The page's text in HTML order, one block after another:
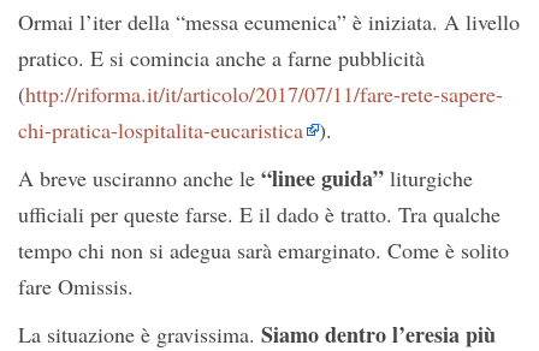
Ormai l’iter della “messa ecumenica” è iniziata. A livello
pratico. E si comincia anche a farne pubblicità
(http://riforma.it/it/articolo/2017/07/11/fare-rete-sapere-
chi-pratica-lospitalita-eucaristica ).
A breve usciranno anche le “linee guida” liturgiche
ufficiali per queste farse. E il dado è tratto. Tra qualche
tempo chi non si adegua sarà emarginato. Come è solito
fare Omissis.
La situazione è gravissima. Siamo dentro l’eresia più